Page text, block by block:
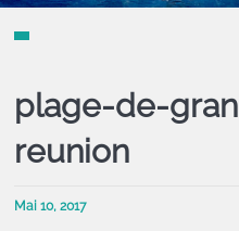
plage-de-
reunion
Mai 10, 2017